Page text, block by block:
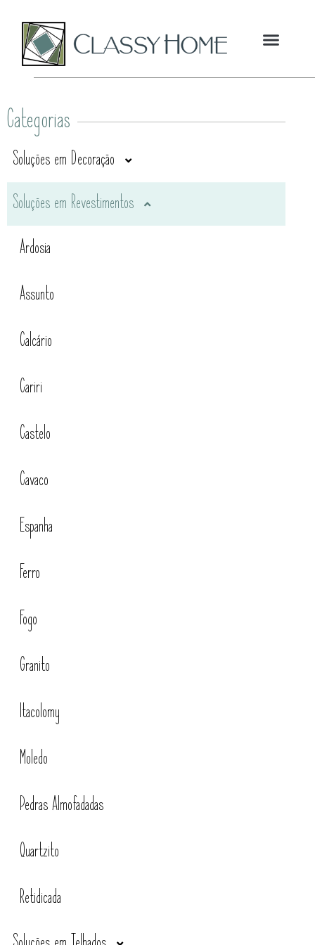
Categorias
Soluções em Decoração
Churrasqueiras
Cobogós
Cobogós em Cerâmica
Cobogós em Cimento
Tijolos
Soluções em Revestimentos
Ardosia
Assunto
Calcário
Cariri
Castelo
Cavaco
Espanha
Ferro
Fogo
Granito
Itacolomy
Moledo
Pedras Almofadadas
Quartzito
Retidicada